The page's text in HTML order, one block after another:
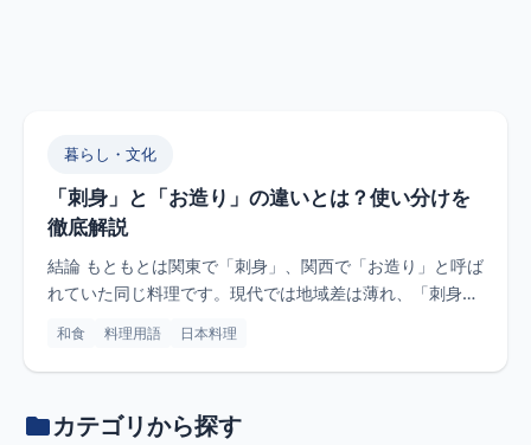
暮らし・文化
「刺身」と「お造り」の違いとは？使い分けを
徹底解説
結論 もともとは関東で「刺身」、関西で「お造り」と呼ば
れていた同じ料理です。現代では地域差は薄れ、「刺身」
和食 料理用語 日本料理
カテゴリから探す